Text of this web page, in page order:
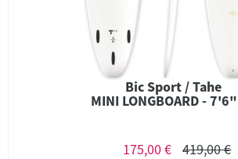
Bic Sport / Tahe
MINI LONGBOARD -
175,00 € 419,00 €